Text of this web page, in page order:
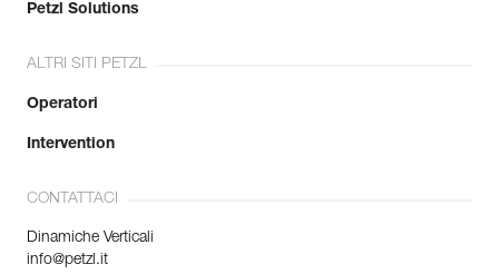
Petzl Solutions
ALTRI SITI PETZL
Operatori
Intervention
CONTATTACI
Dinamiche Verticali
info@petzl.it